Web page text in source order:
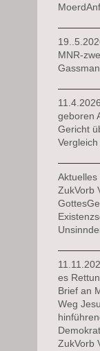
MoerdAnf
MNR-
geboren
Gericht
Vergleich
ZukVorb
es
Brief an
Weg
ZukVorb